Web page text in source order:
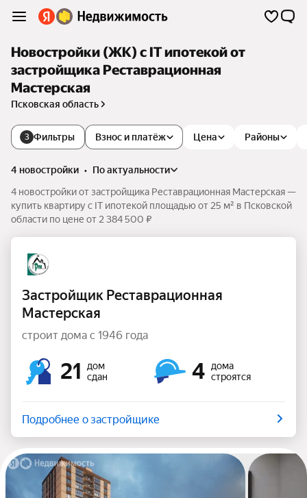
Новостройки (ЖК) с IT ипотекой от
застройщика Реставрационная
Мастерская
Псковская область
3 Фильтры Цена
Взнос и платёж Районы
4 новостройки •
по актуальности
4 новостройки от застройщика Реставрационная Мастерская —
купить квартиру с IT ипотекой площадью от 25 м² в Псковской
области по цене от 2 384 500 ₽
Застройщик Реставрационная
Мастерская
строит дома с 1946 года
21
дом
сдан
4
дома
строятся
Подробнее о застройщике